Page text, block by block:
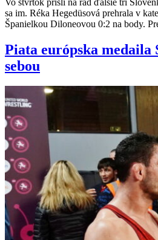
sa im. Réka Hegedüsová prehrala v
Španielkou Diloneovou 0:2 na body.
Piata európska medaila
sebou